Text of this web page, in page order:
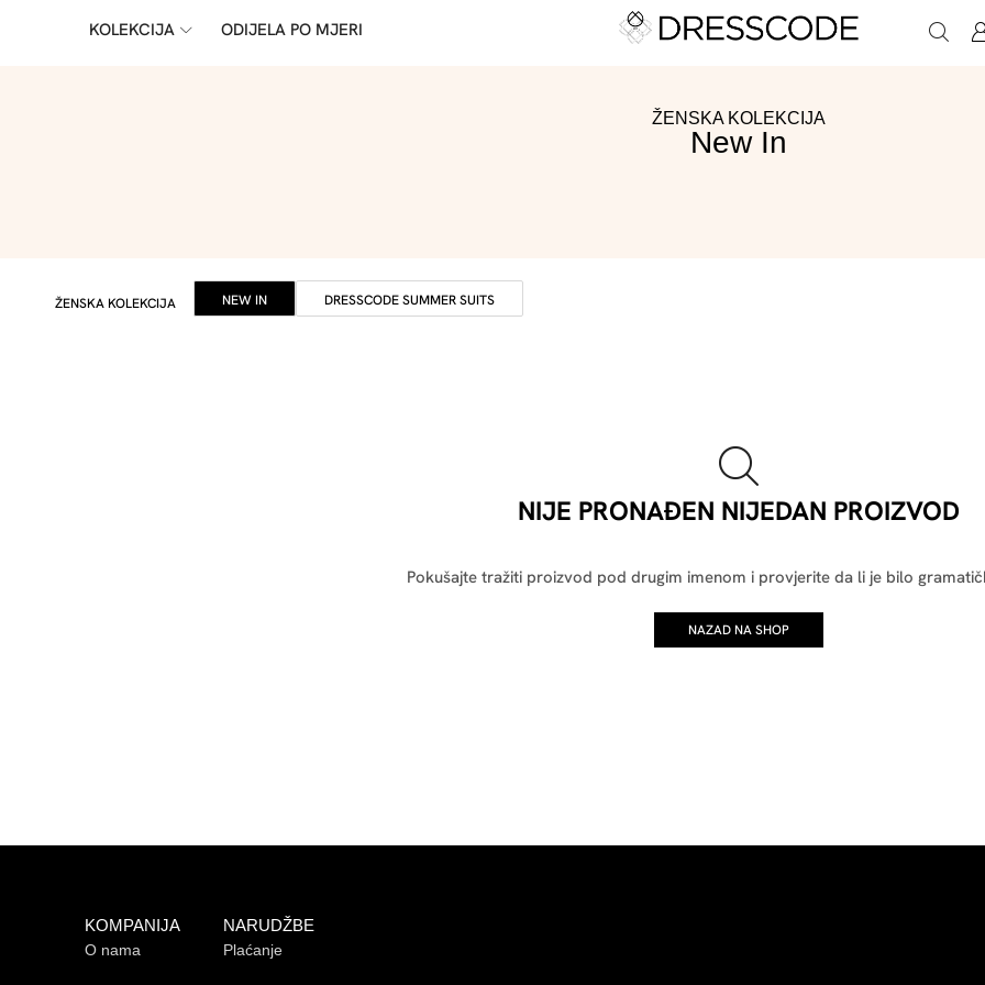
KOLEKCIJA ODIJELA PO MJERI
ŽENSKA KOLEKCIJA
New In
ŽENSKA KOLEKCIJA NEW IN DRESSCODE SUMMER SUITS
NIJE PRONAĐEN NIJEDAN PROIZVOD
Pokušajte tražiti proizvod pod drugim imenom i provjerite da li je bilo
NAZAD NA SHOP
KOMPANIJA
O nama
NARUDŽBE
Plaćanje